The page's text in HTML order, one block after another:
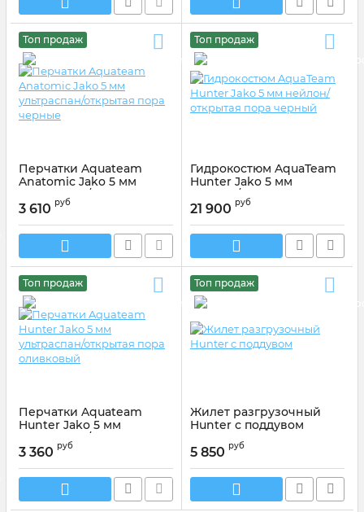
Топ продаж
Перчатки Aquateam
Anatomic Jako 5 мм
ультраспан/открытая
пора черные
Артикул:0001XS
3 610 руб
Топ продаж
Гидрокостюм AquaTeam
Hunter Jako 5 мм
нейлон/открытая пора
черный
21 900 руб
Топ продаж
Перчатки Aquateam
Hunter Jako 5 мм
ультраспан/открытая
пора оливковый
Артикул:0001XS
3 360 руб
Топ продаж
Жилет разгрузочный
Hunter с поддувом
5 850 руб